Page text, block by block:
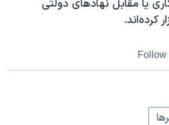
یا مقابل نهادهای دولتی
کرده‌اند.
Follow